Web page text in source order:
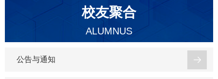
校友聚合
ALUMNUS
公告与通知